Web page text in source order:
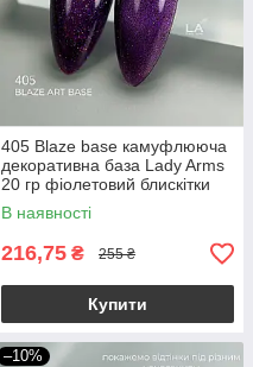
405 Blaze base камуфлююча
декоративна база Lady Arms
20 гр фіолетовий блискітки
В наявності
216,75 ₴ 255 ₴
Купити
–10%